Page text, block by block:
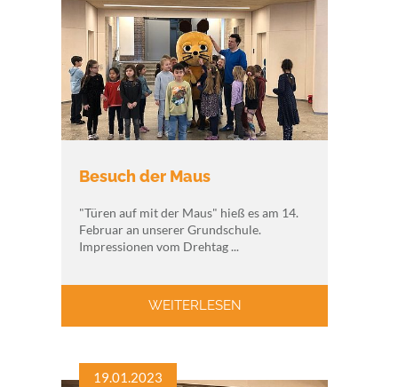
Besuch der Maus
"Türen auf mit der Maus" hieß es am 14.
Februar an unserer Grundschule.
Impressionen vom Drehtag ...
WEITERLESEN
19.01.2023